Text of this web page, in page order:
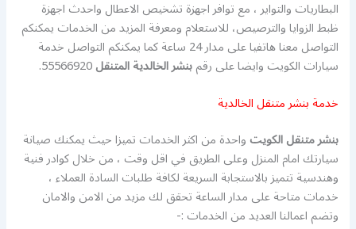
البطاريات والتواير ، مع توافر اجهزة تشخيص الاعطال واحدث اجهزة
ظبط الزوايا والترصيص، للاستعلام ومعرفة المزيد من الخدمات يمكنكم
التواصل معنا هاتفيا على مدار 24 ساعة كما يمكنكم التواصل خدمة
سيارات الكويت وايضا على رقمبنشر الخالديةالمتنقل55566920.
خدمة بنشر متنقل الخالدية
بنشر متنقل الكويتواحدة من اكثر الخدمات تميزا حيث يمكنك صيانة
سيارتك امام المنزل وعلى الطريق في اقل وقت ، من خلال كوادر فنية
وهندسية تتميز بالاستجابة السريعة لكافة طلبات السادة العملاء ،
خدمات متاحة على مدار الساعة تحقق لك مزيد من الامن والامان
وتضم اعمالنا العديد من الخدمات :-